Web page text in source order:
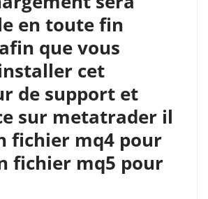
en toute fin
que vous
cet
de support et
sur metatrader il
fichier mq4 pour
fichier mq5 pour